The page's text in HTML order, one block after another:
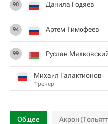
90 Данила Годяев
94 Артем Тимофеев
99 Руслан Мялковский
Михаил Галактионов
Тренер
Общее Акрон